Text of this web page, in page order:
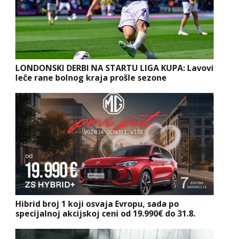
LONDONSKI DERBI NA STARTU LIGA KUPA: Lavovi
leče rane bolnog kraja prošle sezone
Hibrid broj 1 koji osvaja Evropu, sada po
specijalnoj akcijskoj ceni od 19.990€ do 31.8.